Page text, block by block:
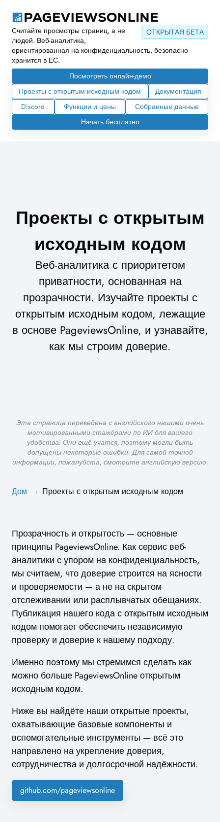
ОТКРЫТАЯ БЕТА
Считайте просмотры страниц, а не
людей. Веб-аналитика,
ориентированная на конфиденциальность, безопасно
хранится в ЕС.
Посмотреть онлайн-демо
Проекты с открытым исходным кодом
Документация
Discord
Функции и цены
Собранные данные
Начать бесплатно
Проекты с открытым
исходным кодом
Веб-аналитика с приоритетом
приватности, основанная на
прозрачности. Изучайте проекты с
открытым исходным кодом, лежащие
в основе PageviewsOnline, и узнавайте,
как мы строим доверие.
Эта страница переведена с английского нашими очень
мотивированными стажёрами по ИИ для вашего
удобства. Они ещё учатся, поэтому могли быть
допущены некоторые ошибки. Для самой точной
информации, пожалуйста, смотрите английскую версию.
Дом › Проекты с открытым исходным кодом
Прозрачность и открытость — основные
принципы PageviewsOnline. Как сервис веб-
аналитики с упором на конфиденциальность,
мы считаем, что доверие строится на ясности
и проверяемости — а не на скрытом
отслеживании или расплывчатых обещаниях.
Публикация нашего кода с открытым исходным
кодом помогает обеспечить независимую
проверку и доверие к нашему подходу.
Именно поэтому мы стремимся сделать как
можно больше PageviewsOnline открытым
исходным кодом.
Ниже вы найдёте наши открытые проекты,
охватывающие базовые компоненты и
вспомогательные инструменты — всё это
направлено на укрепление доверия,
сотрудничества и долгосрочной надёжности.
github.com/pageviewsonline